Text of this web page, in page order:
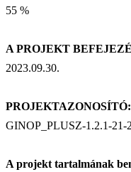
55 %
A PROJEKT
2023.09.30.
PROJEKTAZONOSÍTÓ:
GINOP_PLUSZ-1.2.1-21-
A projekt tartalmának